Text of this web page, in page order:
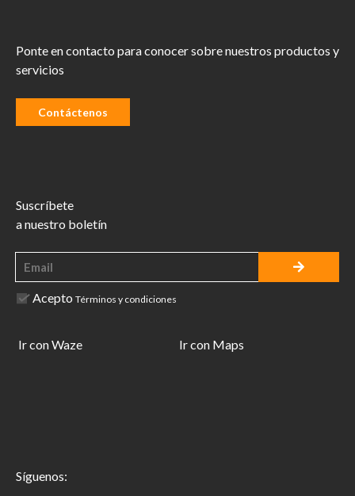
Ponte en contacto para conocer sobre nuestros productos y
servicios
Contáctenos
Suscríbete
a nuestro boletín
Acepto Términos y condiciones
Ir con Waze Ir con Maps
Síguenos: